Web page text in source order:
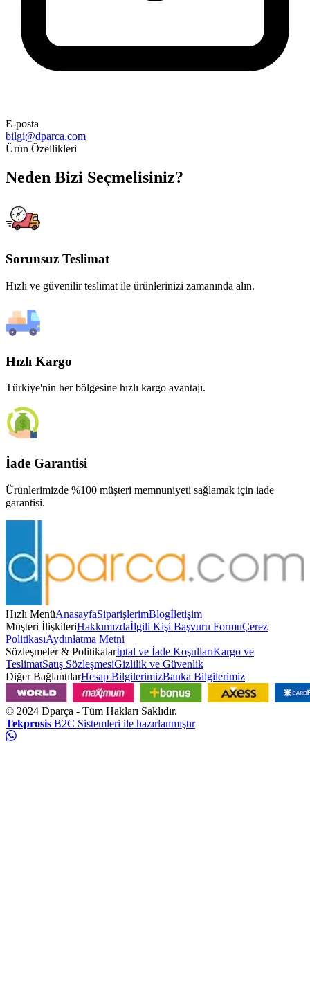
E-posta
bilgi@dparca.com
Ürün Özellikleri
Neden Bizi Seçmelisiniz?
Sorunsuz Teslimat
Hızlı ve güvenilir teslimat ile ürünlerinizi zamanında alın.
Hızlı Kargo
Türkiye'nin her bölgesine hızlı kargo avantajı.
İade Garantisi
Ürünlerimizde %100 müşteri memnuniyeti sağlamak için iade
garantisi.
Hızlı MenüAnasayfaSiparişlerimBlogİletişim
Müşteri İlişkileriHakkımızdaİlgili Kişi Başvuru FormuÇerez
PolitikasıAydınlatma Metni
Sözleşmeler & Politikalarİptal ve İade KoşullarıKargo ve
TeslimatSatış SözleşmesiGizlilik ve Güvenlik
Diğer BağlantılarHesap BilgilerimizBanka Bilgilerimiz
© 2024 Dparça - Tüm Hakları Saklıdır.
Tekprosis B2C Sistemleri ile hazırlanmıştır